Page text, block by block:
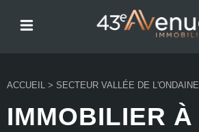
ACCUEIL > SECTEUR VALLÉE DE L'ONDAINE
IMMOBILIER À